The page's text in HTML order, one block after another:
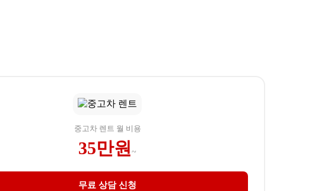
중고차 렌트 월 비용
35만원 ~
무료 상담 신청